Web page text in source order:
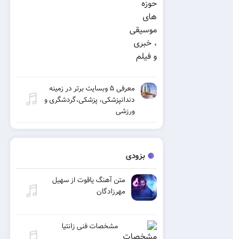
معرفی ۵ وبسایت برتر در زمینه
دندانپزشکی، پزشکی،گردشگری و
ورزشی
بزودی
متن آهنگ یاقوت از سهیل
مهرزادگان
مشخصات فنی زانتیا